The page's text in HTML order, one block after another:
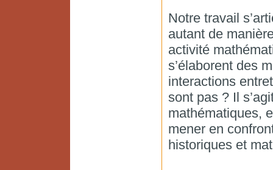
Notre travail
autant de
activité
s’élaborent des
interactions
sont pas ? Il
mathématiques,
mener en
historiques et